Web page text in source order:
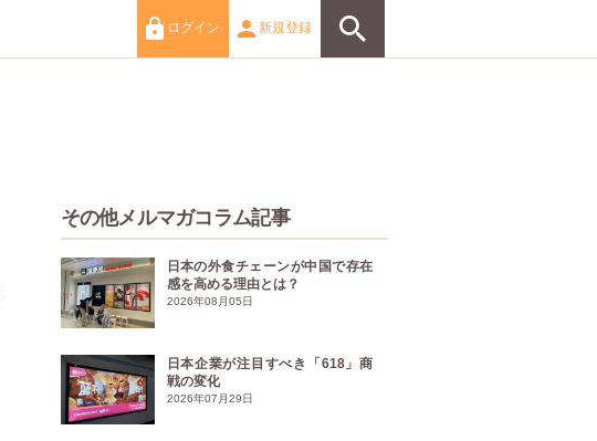
新規登録
ログイン
その他メルマガコラム記事
日本の外食チェーンが中国で存在
感を高める理由とは？
2026年08月05日
日本企業が注目すべき「618」商
戦の変化
2026年07月29日